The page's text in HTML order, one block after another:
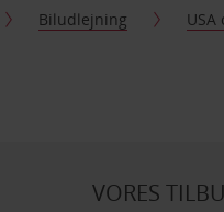
Biludlejning USA
VORES